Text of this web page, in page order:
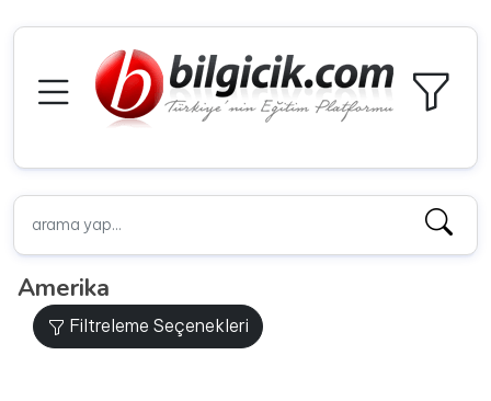
Amerika
Filtreleme Seçenekleri